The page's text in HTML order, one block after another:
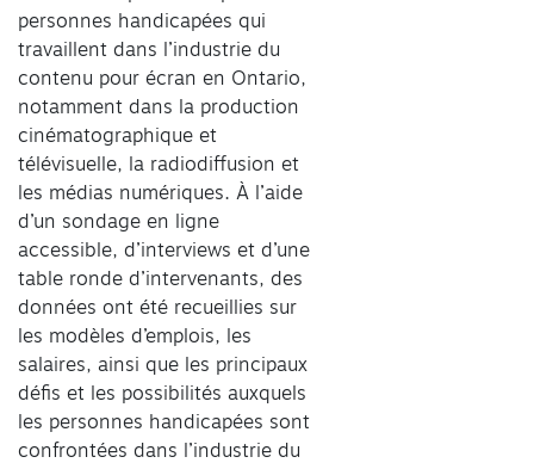
personnes handicapées qui
travaillent dans l’industrie du
contenu pour écran en Ontario,
notamment dans la production
cinématographique et
télévisuelle, la radiodiffusion et
les médias numériques. À l’aide
d’un sondage en ligne
accessible, d’interviews et d’une
table ronde d’intervenants, des
données ont été recueillies sur
les modèles d’emplois, les
salaires, ainsi que les principaux
défis et les possibilités auxquels
les personnes handicapées sont
confrontées dans l’industrie du